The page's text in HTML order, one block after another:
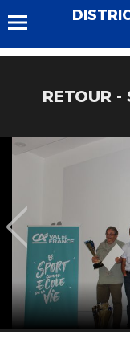
RETOUR -